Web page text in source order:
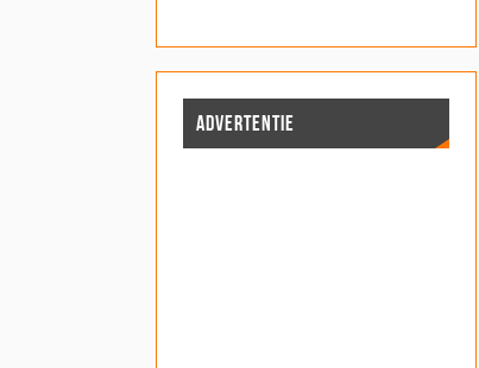
ADVERTENTIE